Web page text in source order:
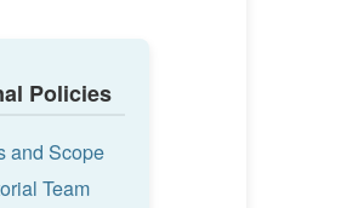
Policies
and Scope
Team